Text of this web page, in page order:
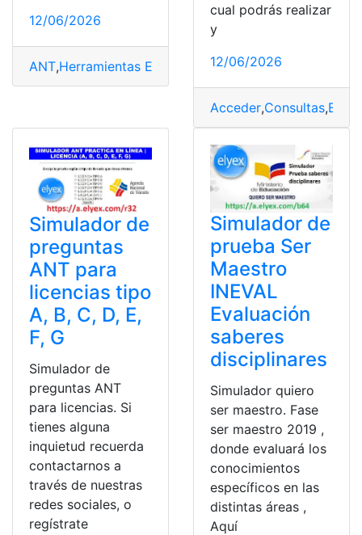
12/06/2026
ANT,Herramientas Ecuador licencia,licencia de
cual podrás realizar
y
12/06/2026
Acceder,Consultas,
Simulador de
preguntas
ANT para
licencias tipo
A, B, C, D, E,
F, G
Simulador de
preguntas ANT
para licencias. Si
tienes alguna
inquietud recuerda
contactarnos a
través de nuestras
redes sociales, o
regístrate
Simulador de
prueba Ser
Maestro
INEVAL
Evaluación
saberes
disciplinares
Simulador quiero
ser maestro. Fase
ser maestro 2019 ,
donde evaluará los
conocimientos
específicos en las
distintas áreas ,
Aquí